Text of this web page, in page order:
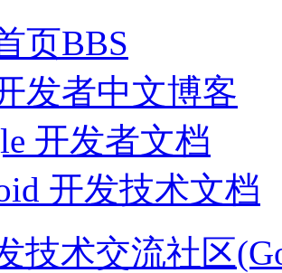
页BBS
发者中文博客
开发者文档
开发技术文档
技术交流社区